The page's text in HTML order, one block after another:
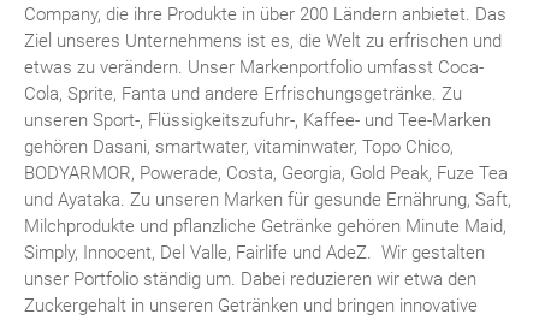
Company, die ihre Produkte in über 200 Ländern anbietet. Das
Ziel unseres Unternehmens ist es, die Welt zu erfrischen und
etwas zu verändern. Unser Markenportfolio umfasst Coca-
Cola, Sprite, Fanta und andere Erfrischungsgetränke. Zu
unseren Sport-, Flüssigkeitszufuhr-, Kaffee- und Tee-Marken
gehören Dasani, smartwater, vitaminwater, Topo Chico,
BODYARMOR, Powerade, Costa, Georgia, Gold Peak, Fuze Tea
und Ayataka. Zu unseren Marken für gesunde Ernährung, Saft,
Milchprodukte und pflanzliche Getränke gehören Minute Maid,
Simply, Innocent, Del Valle, Fairlife und AdeZ. Wir gestalten
unser Portfolio ständig um. Dabei reduzieren wir etwa den
Zuckergehalt in unseren Getränken und bringen innovative